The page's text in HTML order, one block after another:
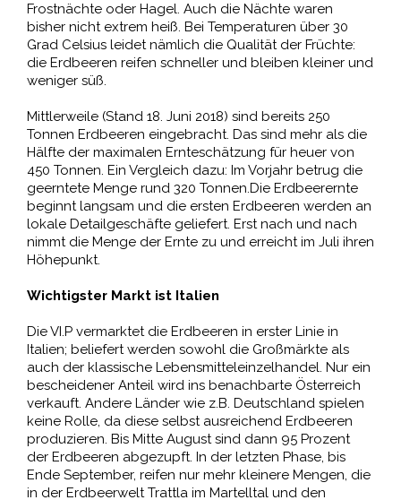
Frostnächte oder Hagel. Auch die Nächte waren
bisher nicht extrem heiß. Bei Temperaturen über 30
Grad Celsius leidet nämlich die Qualität der Früchte:
die Erdbeeren reifen schneller und bleiben kleiner und
weniger süß.
Mittlerweile (Stand 18. Juni 2018) sind bereits 250
Tonnen Erdbeeren eingebracht. Das sind mehr als die
Hälfte der maximalen Ernteschätzung für heuer von
450 Tonnen. Ein Vergleich dazu: Im Vorjahr betrug die
geerntete Menge rund 320 Tonnen.Die Erdbeerernte
beginnt langsam und die ersten Erdbeeren werden an
lokale Detailgeschäfte geliefert. Erst nach und nach
nimmt die Menge der Ernte zu und erreicht im Juli ihren
Höhepunkt.
Wichtigster Markt ist Italien
Die VI.P vermarktet die Erdbeeren in erster Linie in
Italien; beliefert werden sowohl die Großmärkte als
auch der klassische Lebensmitteleinzelhandel. Nur ein
bescheidener Anteil wird ins benachbarte Österreich
verkauft. Andere Länder wie z.B. Deutschland spielen
keine Rolle, da diese selbst ausreichend Erdbeeren
produzieren. Bis Mitte August sind dann 95 Prozent
der Erdbeeren abgezupft. In der letzten Phase, bis
Ende September, reifen nur mehr kleinere Mengen, die
in der Erdbeerwelt Trattla im Martelltal und den